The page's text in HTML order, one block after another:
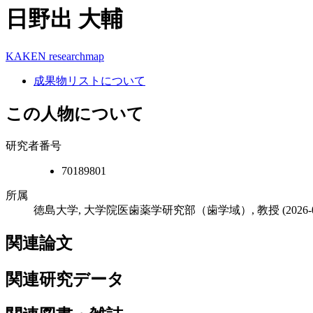
日野出 大輔
KAKEN researchmap
成果物リストについて
この人物について
研究者番号
70189801
所属
徳島大学, 大学院医歯薬学研究部（歯学域）, 教授
関連論文
関連研究データ